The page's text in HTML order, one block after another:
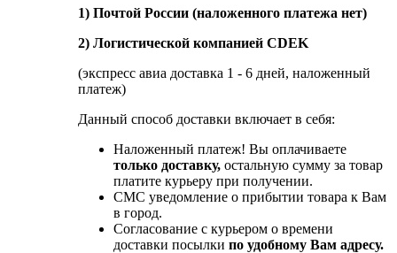
1) Почтой России (наложенного платежа нет)
2) Логистической компанией CDEK
(экспресс авиа доставка 1 - 6 дней, наложенный
платеж)
Данный способ доставки включает в себя:
Наложенный платеж! Вы оплачиваете
только доставку, остальную сумму за товар
платите курьеру при получении.
СМС уведомление о прибытии товара к Вам
в город.
Согласование с курьером о времени
доставки посылки по удобному Вам адресу.